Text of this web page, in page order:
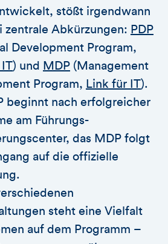
stößt irgendwann
zentrale Abkürzungen: PDP
Development Program,
) und MDP (Management
Program, Link für IT).
beginnt nach erfolgreicher
am Führungs-
das MDP folgt
auf die offizielle
steht eine Vielfalt
auf dem Programm –